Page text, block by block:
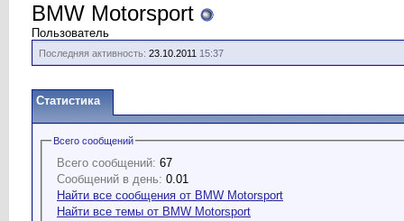
BMW Motorsport
Пользователь
Последняя активность: 23.10.2011 15:37
Статистика
Всего сообщений
Всего сообщений: 67
Сообщений в день: 0.01
Найти все сообщения от BMW Motorsport
Найти все темы от BMW Motorsport